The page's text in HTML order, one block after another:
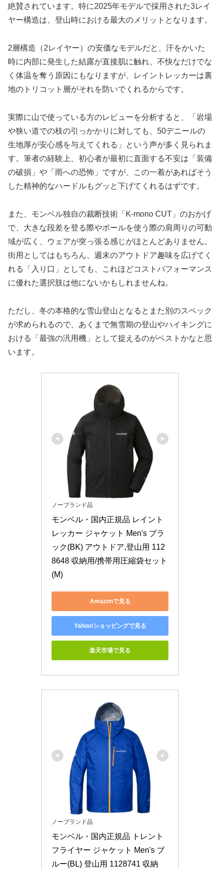
絶賛されています。特に2025年モデルで採用された3レイ
ヤー構造は、登山時における最大のメリットとなります。
2層構造（2レイヤー）の安価なモデルだと、汗をかいた
時に内部に発生した結露が直接肌に触れ、不快なだけでな
く体温を奪う原因にもなりますが、レイントレッカーは裏
地のトリコット層がそれを防いでくれるからです。
実際に山で使っている方のレビューを分析すると、「岩場
や狭い道での枝の引っかかりに対しても、50デニールの
生地厚が安心感を与えてくれる」という声が多く見られま
す。筆者の経験上、初心者が最初に直面する不安は「装備
の破損」や「雨への恐怖」ですが、この一着があればそう
した精神的なハードルもグッと下げてくれるはずです。
また、モンベル独自の裁断技術「K-mono CUT」のおかげ
で、大きな段差を登る際やポールを使う際の肩周りの可動
域が広く、ウェアが突っ張る感じがほとんどありません。
街用としてはもちろん、週末のアウトドア趣味を広げてく
れる「入り口」としても、これほどコストパフォーマンス
に優れた選択肢は他にないかもしれませんね。
ただし、冬の本格的な雪山登山となるとまた別のスペック
が求められるので、あくまで無雪期の登山やハイキングに
おける「最強の汎用機」として捉えるのがベストかなと思
います。
ノーブランド品
モンベル・国内正規品 レイント
レッカー ジャケット Men's ブラ
ック(BK) アウトドア,登山用 112
8648 収納用/携帯用圧縮袋セット
(M)
Amazonで見る
Yahoo!ショッピングで見る
楽天市場で見る
ノーブランド品
モンベル・国内正規品 トレント
フライヤー ジャケット Men's ブ
ルー(BL) 登山用 1128741 収納